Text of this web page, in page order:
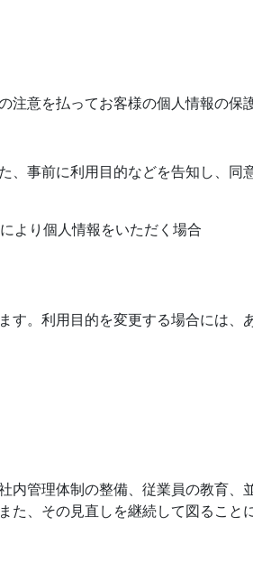
意を払ってお客様の個人情報の保
事前に利用目的などを告知し、同
より個人情報をいただく場合
。利用目的を変更する場合には、
管理体制の整備、従業員の教育、
、その見直しを継続して図ること